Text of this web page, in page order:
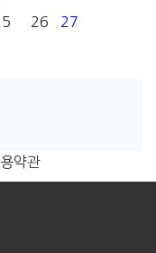
26 27
약관